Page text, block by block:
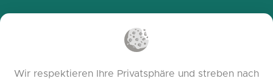
Wir respektieren Ihre Privatsphäre und streben nach